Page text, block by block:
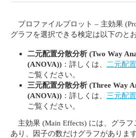
プロファイルプロット – 主効果
グラフを選択できる検定は以下のと
二元配置分散分析 (Two Way
(ANOVA)) ：詳しくは、 二元配
ご覧ください。
三元配置分散分析 (Three Way
(ANOVA)) ：詳しくは、 三元配
ご覧ください。
主効果 (Main Effects) には、グラ
あり、因子の数だけグラフがありま